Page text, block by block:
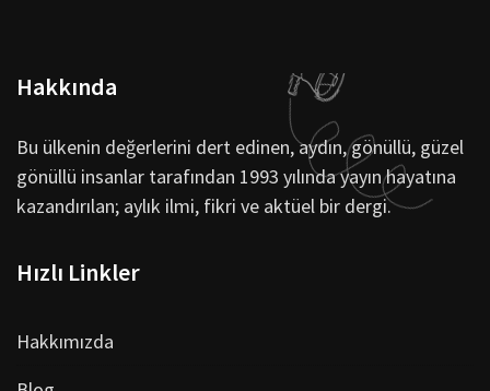
Hakkında
Bu ülkenin değerlerini dert edinen, aydın, gönüllü, güzel
gönüllü insanlar tarafından 1993 yılında yayın hayatına
kazandırılan; aylık ilmi, fikri ve aktüel bir dergi.
Hızlı Linkler
Hakkımızda